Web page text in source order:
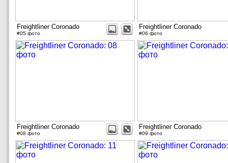
Freightliner Coronado
#05 фото
Freightliner Coronado
#06 фото
Freightliner Coronado
#08 фото
Freightliner Coronado
#09 фото